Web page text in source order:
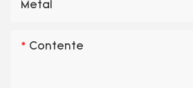
Metal
Contente